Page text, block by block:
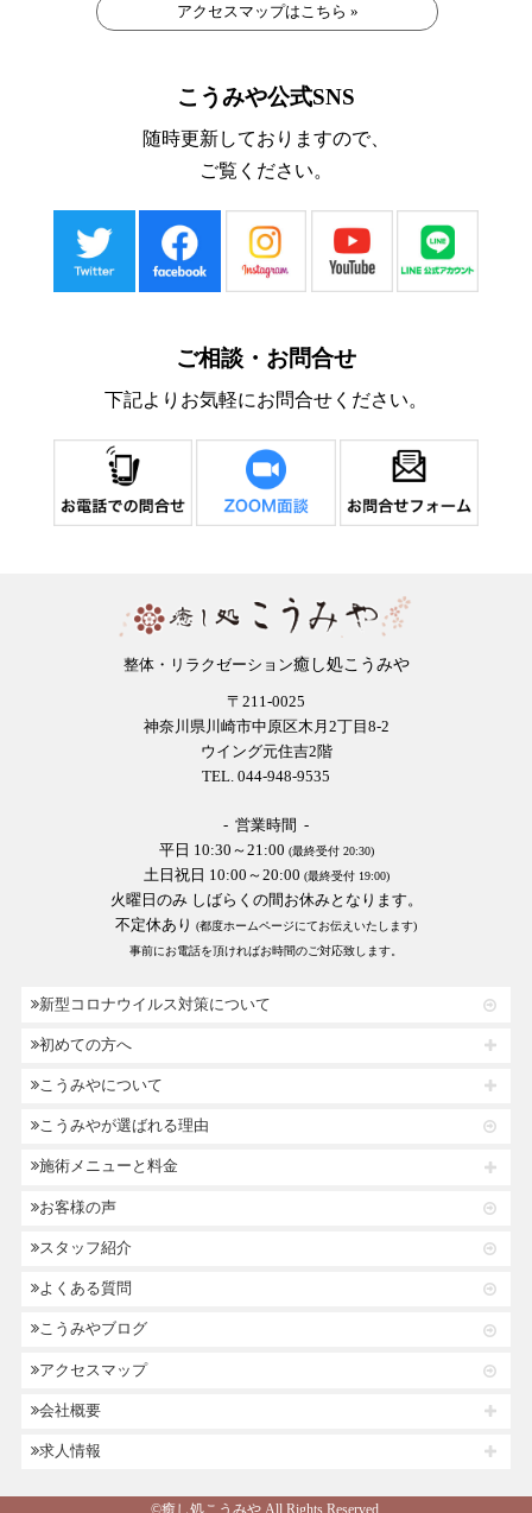
アクセスマップはこちら »
こうみや公式SNS
随時更新しておりますので、
ご覧ください。
ご相談・お問合せ
下記よりお気軽にお問合せください。
整体・リラクゼーション癒し処こうみや
〒211-0025
神奈川県川崎市中原区木月2丁目8-2
ウイング元住吉2階
TEL. 044-948-9535
- 営業時間 -
平日 10:30～21:00 (最終受付 20:30)
土日祝日 10:00～20:00 (最終受付 19:00)
火曜日のみ しばらくの間お休みとなります。
不定休あり (都度ホームページにてお伝えいたします)
事前にお電話を頂ければお時間のご対応致します。
新型コロナウイルス対策について
初めての方へ
こうみやについて
こうみやが選ばれる理由
施術メニューと料金
お客様の声
スタッフ紹介
よくある質問
こうみやブログ
アクセスマップ
会社概要
求人情報
©癒し処こうみや.All Rights Reserved.